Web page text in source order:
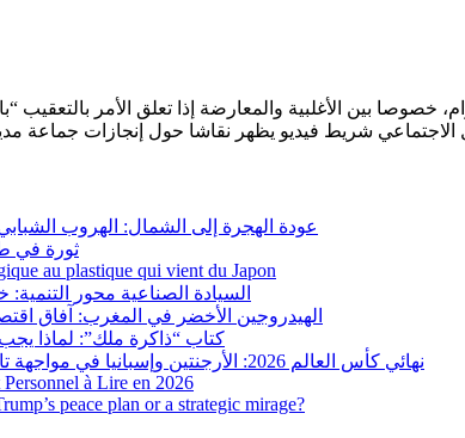
خصوصا بين الأغلبية والمعارضة إذا تعلق الأمر
عودة الهجرة إلى الشمال: الهروب
ثورة في
au plastique qui vient du Japon
السيادة الصناعية محور
الهيدروجين الأخضر في المغرب: آفاق
كتاب “ذاكرة ملك”: لماذا يجب أن
نهائي كأس العالم 2026: الأرجنتين وإسبانيا في مواجهة تاريخية.. وفرنسا وإنجلترا على ميدالية العار
à Lire en 2026
peace plan or a strategic mirage?